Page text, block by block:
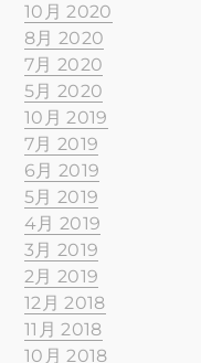
10月 2020
8月 2020
7月 2020
5月 2020
10月 2019
7月 2019
6月 2019
5月 2019
4月 2019
3月 2019
2月 2019
12月 2018
11月 2018
10月 2018